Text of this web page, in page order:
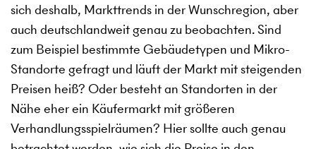
sich deshalb, Markttrends in der Wunschregion, aber
auch deutschlandweit genau zu beobachten. Sind
zum Beispiel bestimmte Gebäudetypen und Mikro-
Standorte gefragt und läuft der Markt mit steigenden
Preisen heiß? Oder besteht an Standorten in der
Nähe eher ein Käufermarkt mit größeren
Verhandlungsspielräumen? Hier sollte auch genau